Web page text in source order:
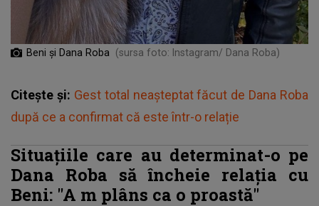
Beni şi Dana Roba (sursa foto: Instagram/ Dana Roba)
Citește și: Gest total neașteptat făcut de Dana Roba
după ce a confirmat că este într-o relație
Situațiile care au determinat-o pe
Dana Roba să încheie relația cu
Beni: "A m plâns ca o proastă"